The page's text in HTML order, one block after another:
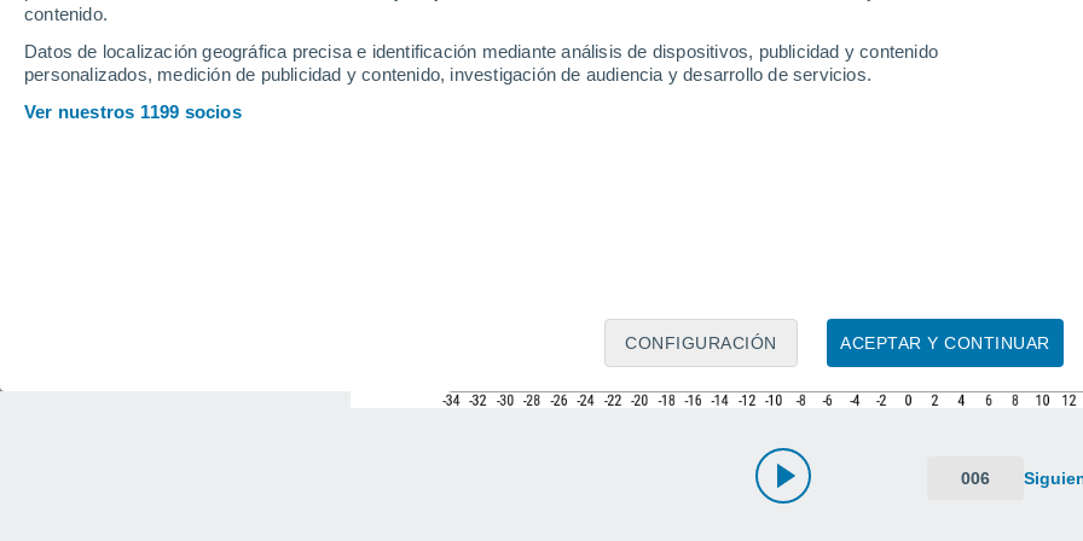
contenido.
Datos de localización geográfica precisa e identificación mediante análisis de dispositivos, publicidad y contenido
personalizados, medición de publicidad y contenido, investigación de audiencia y desarrollo de servicios.
Ver nuestros 1199 socios
ACEPTAR Y CONTINUAR
CONFIGURACIÓN
006